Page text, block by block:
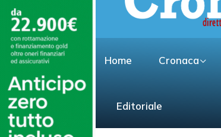
Home Cronaca
Editoriale